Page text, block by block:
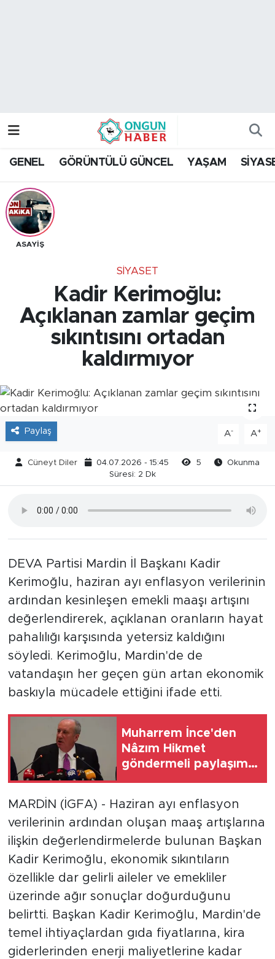
GENEL GÖRÜNTÜLÜ GÜNCEL YAŞAM
ASAYİŞ
SİYASET
Kadir Kerimoğlu:
Açıklanan zamlar geçim
sıkıntısını ortadan
kaldırmıyor
Paylaş A- A+
Cüneyt Diler 04.07.2026 - 15:45 5
Okunma
Süresi: 2 Dk
DEVA Partisi Mardin İl Başkanı Kadir
Kerimoğlu, haziran ayı enflasyon verilerinin
ardından kesinleşen emekli maaşı artışını
değerlendirerek, açıklanan oranların hayat
pahalılığı karşısında yetersiz kaldığını
söyledi. Kerimoğlu, Mardin'de de
vatandaşın her geçen gün artan ekonomik
baskıyla mücadele ettiğini ifade etti.
Muharrem İnce'den
Nâzım Hikmet
göndermeli paylaşım:
MARDİN (İGFA) - Haziran ayı enflasyon
verilerinin ardından oluşan maaş artışlarına
ilişkin değerlendirmelerde bulunan Başkan
Kadir Kerimoğlu, ekonomik sıkıntıların
özellikle dar gelirli aileler ve emekliler
üzerinde ağır sonuçlar doğurduğunu
belirtti. Başkan Kadir Kerimoğlu, Mardin'de
temel ihtiyaçlardan gıda fiyatlarına, kira
giderlerinden enerji maliyetlerine kadar
Trafik Durumu
Tüm Manşetler
Son Dakika Haberleri